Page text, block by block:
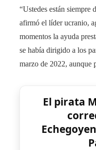
“Ustedes están siempre
afirmó el líder ucranio,
momentos la ayuda
se había dirigido a los
marzo de 2022, aunque
El pirata